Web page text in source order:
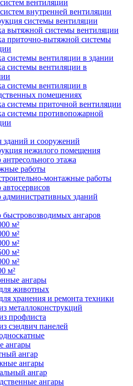
вентиляции
внутренней вентиляции
системы вентиляции
вытяжной системы вентиляции
приточно-вытяжной системы
системы вентиляции в здании
системы вентиляции в
системы вентиляции в
помещениях
системы приточной вентиляции
системы противопожарной
зданий и сооружений
нежилого помещения
этажа
работы
монтажные работы
административных зданий
быстровозводимых ангаров
м²
м²
м²
м²
м²
м²
ангары
животных
хранения и ремонта техники
металлоконструкций
профлиста
сэндвич панелей
ангары
ангар
ангары
ангар
ангары